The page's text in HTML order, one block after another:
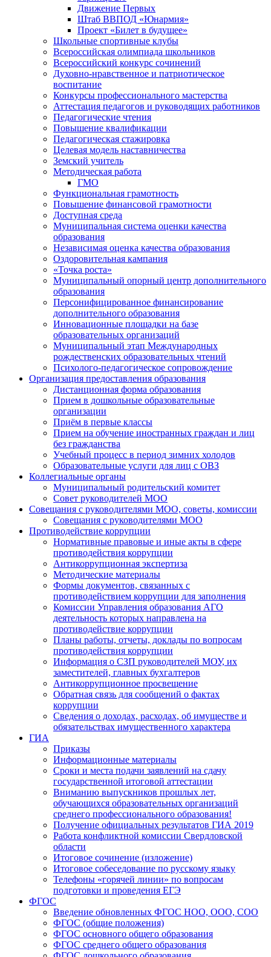
Движение Первых
Штаб ВВПОД «Юнармия»
Проект «Билет в будущее»
Школьные спортивные клубы
Всероссийская олимпиада школьников
Всероссийский конкурс сочинений
Духовно-нравственное и патриотическое
воспитание
Конкурсы профессионального мастерства
Аттестация педагогов и руководящих работников
Педагогические чтения
Повышение квалификации
Педагогическая стажировка
Целевая модель наставничества
Земский учитель
Методическая работа
ГМО
Функциональная грамотность
Повышение финансовой грамотности
Доступная среда
Муниципальная система оценки качества
образования
Независимая оценка качества образования
Оздоровительная кампания
«Точка роста»
Муниципальный опорный центр дополнительного
образования
Персонифицированное финансирование
дополнительного образования
Инновационные площадки на базе
образовательных организаций
Муниципальный этап Международных
рождественских образовательных чтений
Психолого-педагогическое сопровождение
Организация предоставления образования
Дистанционная форма образования
Прием в дошкольные образовательные
организации
Приём в первые классы
Прием на обучение иностранных граждан и лиц
без гражданства
Учебный процесс в период зимних холодов
Образовательные услуги для лиц с ОВЗ
Коллегиальные органы
Муниципальный родительский комитет
Совет руководителей МОО
Совещания с руководителями МОО, советы, комиссии
Совещания с руководителями МОО
Противодействие коррупции
Нормативные правовые и иные акты в сфере
противодействия коррупции
Антикоррупционная экспертиза
Методические материалы
Формы документов, связанных с
противодействием коррупции для заполнения
Комиссии Управления образования АГО
деятельность которых направлена на
противодействие коррупции
Планы работы, отчеты, доклады по вопросам
противодействия коррупции
Информация о СЗП руководителей МОУ, их
заместителей, главных бухгалтеров
Антикоррупционное просвещение
Обратная связь для сообщений о фактах
коррупции
Сведения о доходах, расходах, об имуществе и
обязательствах имущественного характера
ГИА
Приказы
Информационные материалы
Сроки и места подачи заявлений на сдачу
государственной итоговой аттестации
Вниманию выпускников прошлых лет,
обучающихся образовательных организаций
среднего профессионального образования!
Получение официальных результатов ГИА 2019
Работа конфликтной комиссии Свердловской
области
Итоговое сочинение (изложение)
Итоговое собеседование по русскому языку
Телефоны «горячей линии» по вопросам
подготовки и проведения ЕГЭ
ФГОС
Введение обновленных ФГОС НОО, ООО, СОО
ФГОС (общие положения)
ФГОС основного общего образования
ФГОС среднего общего образования